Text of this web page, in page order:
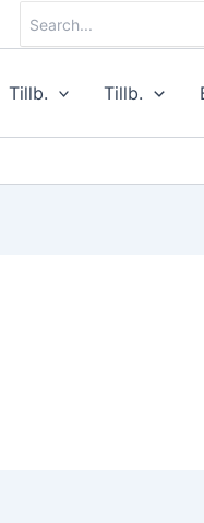
for:
Tillb. Tillb.